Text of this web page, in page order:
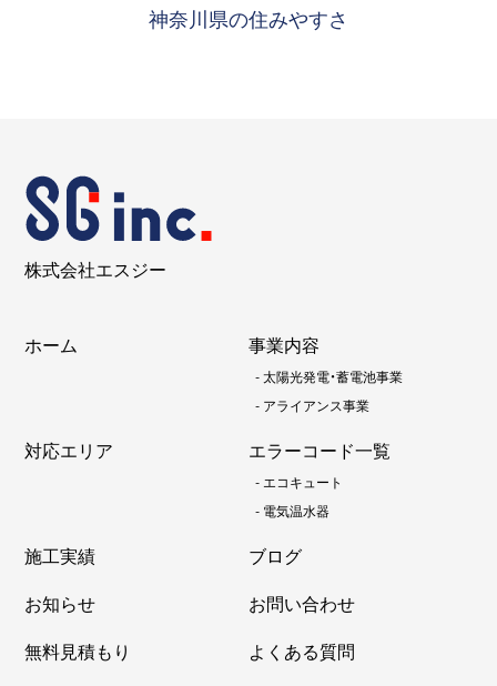
神奈川県の住みやすさ
株式会社エスジー
ホーム 事業内容
-太陽光発電・蓄電池事業
- アライアンス事業
対応エリア エラーコード一覧
-エコキュート
- 電気温水器
施工実績
ブログ
お知らせ
お問い合わせ
無料見積もり
よくある質問